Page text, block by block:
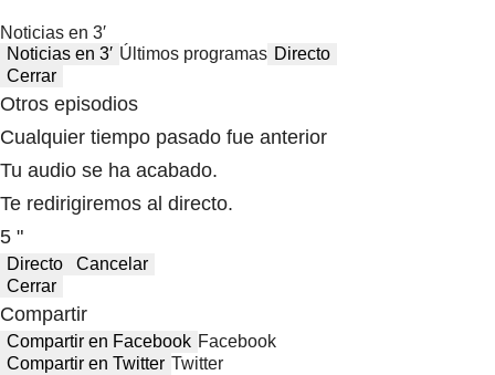
Noticias en 3′
Noticias en 3′ Últimos programas Directo
Cerrar
Otros episodios
Cualquier tiempo pasado fue anterior
Tu audio se ha acabado.
Te redirigiremos al directo.
5 "
Directo
Cancelar
Cerrar
Compartir
Compartir en Facebook Facebook
Compartir en Twitter Twitter